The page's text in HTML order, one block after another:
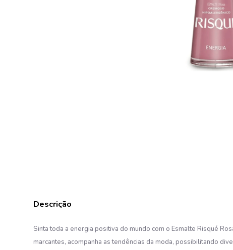
Sinta toda a energia positiva do mundo com o Esmalte Risqué
marcantes, acompanha as tendências da moda, possibilitando